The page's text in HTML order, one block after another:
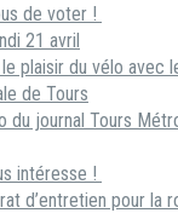
de voter !
21 avril
plaisir du vélo avec
de Tours
du journal Tours
intéresse !
d’entretien pour la